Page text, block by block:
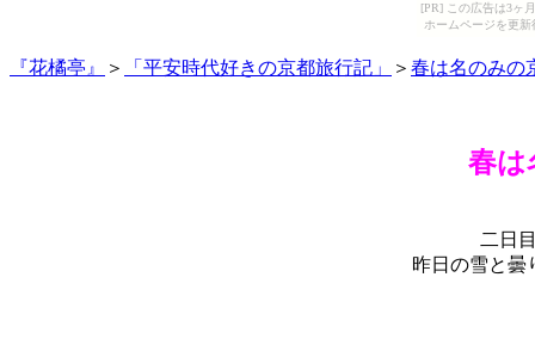
[PR] この広告は3ヶ
ホームページを更
『花橘亭』 ＞ 「平安時代好きの京都旅行記」 ＞ 春は名のみの
春は
二日
昨日の雪と曇